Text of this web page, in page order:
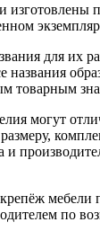
изготовлены
для их
названия
товарным
могут
и
мебели
по